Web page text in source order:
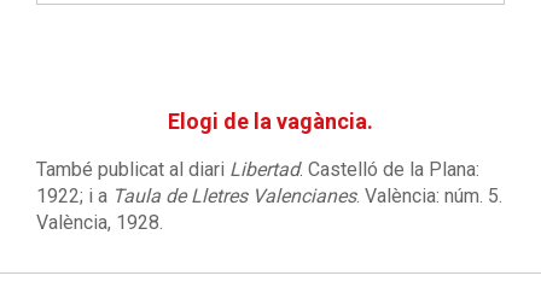
Elogi de la vagància.
També publicat al diari Libertad. Castelló de la Plana:
1922; i a Taula de Lletres Valencianes. València: núm. 5.
València, 1928.